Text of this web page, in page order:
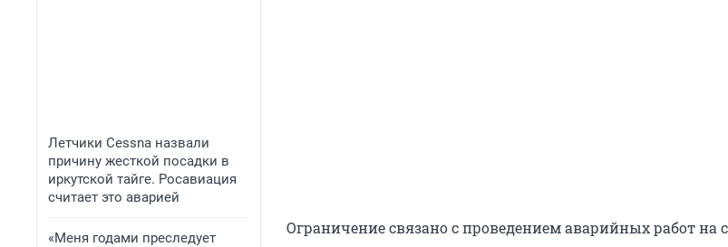
Летчики Cessna назвали
причину жесткой посадки в
иркутской тайге. Росавиация
считает это аварией
«Меня годами преследует
Ограничение связано с проведением аварийных работ на